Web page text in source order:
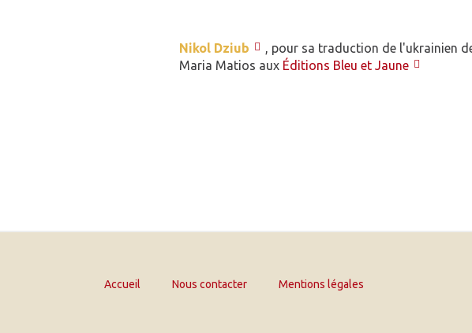
Nikol Dziub , pour sa traduction de l'ukrainien
Maria Matios aux Éditions Bleu et Jaune
Accueil Nous contacter Mentions légales